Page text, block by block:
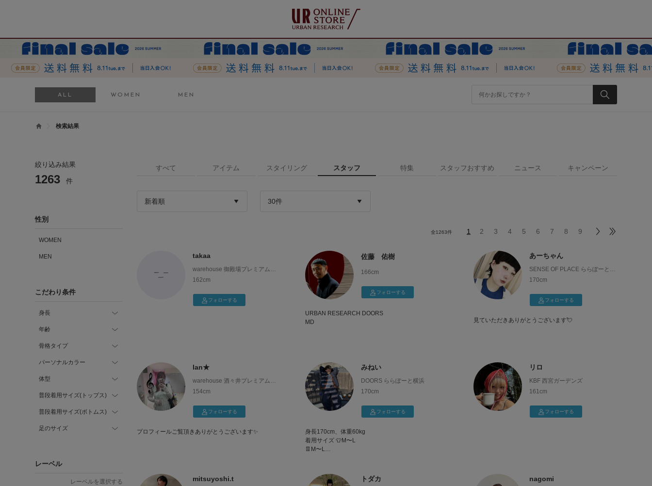
ALL WOMEN MEN
検索結果
絞り込み結果
1263 件
性別
WOMEN
MEN
こだわり条件
身長
年齢
骨格タイプ
パーソナルカラー
体型
普段着用サイズ(トップス)
普段着用サイズ(ボトムス)
足のサイズ
レーベル
レーベルを選択する
すべて アイテム スタイリング スタッフ 特集 スタッフおすすめ ニュース キャンペーン
全1263件 1 2 3 4 5 6 7 8 9
takaa
warehouse 御殿場プレミアムア
ウトレット
162cm
フォローする
佐藤 佑樹
166cm
フォローする
URBAN RESEARCH DOORS
MD
あーちゃん
SENSE OF PLACE ららぽーと沼
津
170cm
フォローする
見ていただきありがとうございます💘
色んなジャンルのコーディネートを上げて皆さんの参
考になれたら嬉しいです👼
お店でお待ちしております
一緒に似合うお洋服を探しましょう❣️
lan★
warehouse 酒々井プレミアムア
ウトレット
154cm
フォローする
プロフィールご覧頂きありがとうございます✨️
上半身骨格ストレート×下半身骨格ウェーブ👗
みねい
DOORS ららぽーと横浜
170cm
フォローする
身長170cm、体重60kg
着用サイズ 👕M〜L
👖M〜L
日々成長、一緒におしゃれ勉強しましょう📚
リロ
KBF 西宮ガーデンズ
161cm
フォローする
mitsuyoshi.t トダカ nagomi